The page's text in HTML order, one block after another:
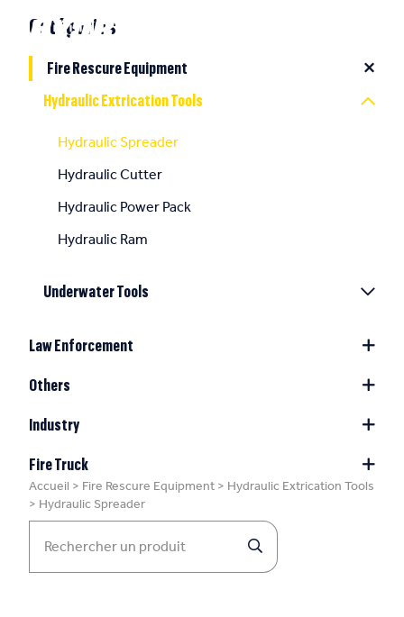
Catégories
Fire Rescure Equipment
Hydraulic Extrication Tools
Hydraulic Spreader
Hydraulic Cutter
Hydraulic Power Pack
Hydraulic Ram
Underwater Tools
Law Enforcement
Others
Industry
Fire Truck
Accueil > Fire Rescure Equipment > Hydraulic Extrication Tools
> Hydraulic Spreader